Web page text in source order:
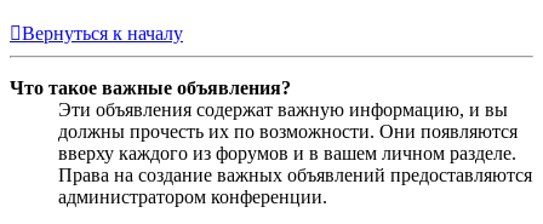
Вернуться к началу
Что такое важные объявления?
Эти объявления содержат важную информацию, и вы
должны прочесть их по возможности. Они появляются
вверху каждого из форумов и в вашем личном разделе.
Права на создание важных объявлений предоставляются
администратором конференции.